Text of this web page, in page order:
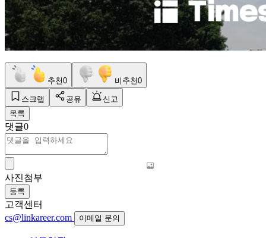
추천0 비추천0
스크랩 공유
신고
목록
댓글0
사진첨부
등록
고객센터
cs@linkareer.com
이메일 문의